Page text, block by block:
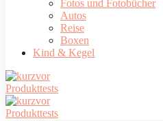
Fotos und Fotobücher
Autos
Reise
Boxen
Kind & Kegel